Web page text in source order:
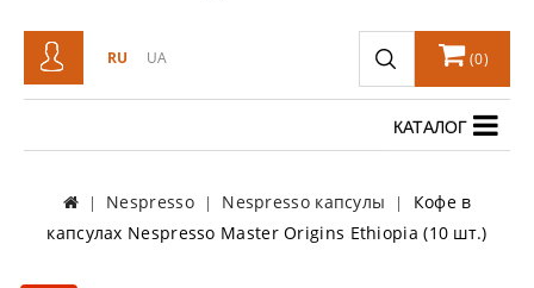
RU UA (0)
КАТАЛОГ
Nespresso Nespresso капсулы
Кофе в
капсулах Nespresso Master Origins Ethiopia (10 шт.)